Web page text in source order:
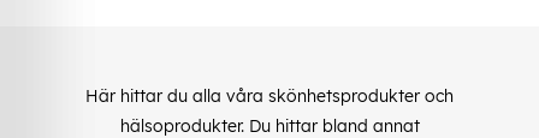
Här hittar du alla våra skönhetsprodukter och
hälsoprodukter. Du hittar bland annat